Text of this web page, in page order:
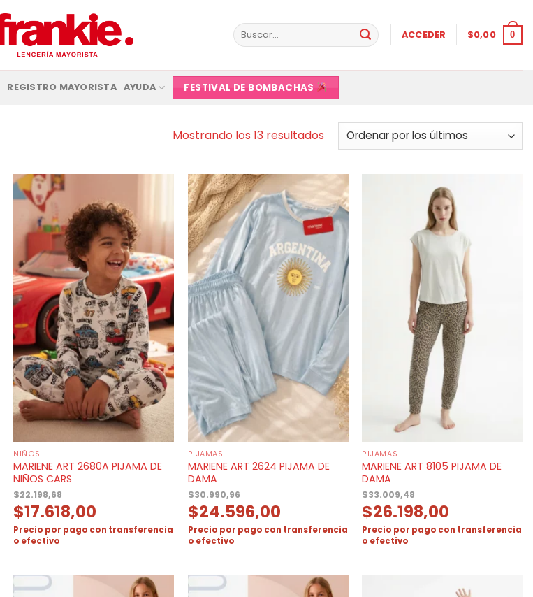
Buscar
por:
ACCEDER $0,00 0
REGISTRO MAYORISTA AYUDA FESTIVAL DE BOMBACHAS
Mostrando los 13 resultadosOrdenado
por
últimos
NIÑOS
MARIENE ART 2680A PIJAMA DE
NIÑOS CARS
$22.198,68
$17.618,00
Precio por pago con transferencia
o efectivo
PIJAMAS
MARIENE ART 2624 PIJAMA DE
DAMA
$30.990,96
$24.596,00
Precio por pago con transferencia
o efectivo
PIJAMAS
MARIENE ART 8105 PIJAMA DE
DAMA
$33.009,48
$26.198,00
Precio por pago con transferencia
o efectivo